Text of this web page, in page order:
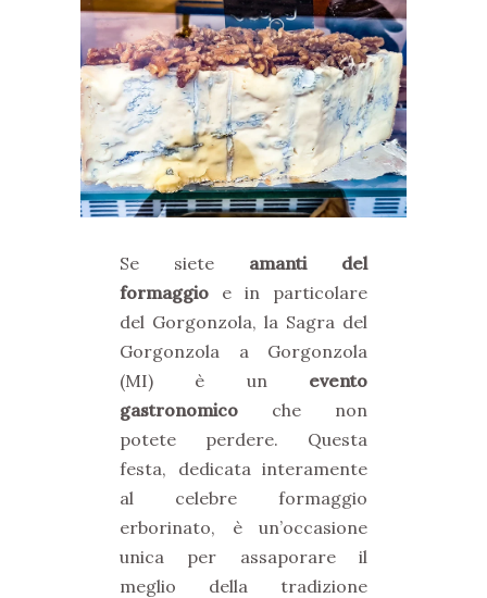
Se siete amanti del
formaggio e in particolare
del Gorgonzola, la Sagra del
Gorgonzola a Gorgonzola
(MI) è un evento
gastronomico che non
potete perdere. Questa
festa, dedicata interamente
al celebre formaggio
erborinato, è un’occasione
unica per assaporare il
meglio della tradizione